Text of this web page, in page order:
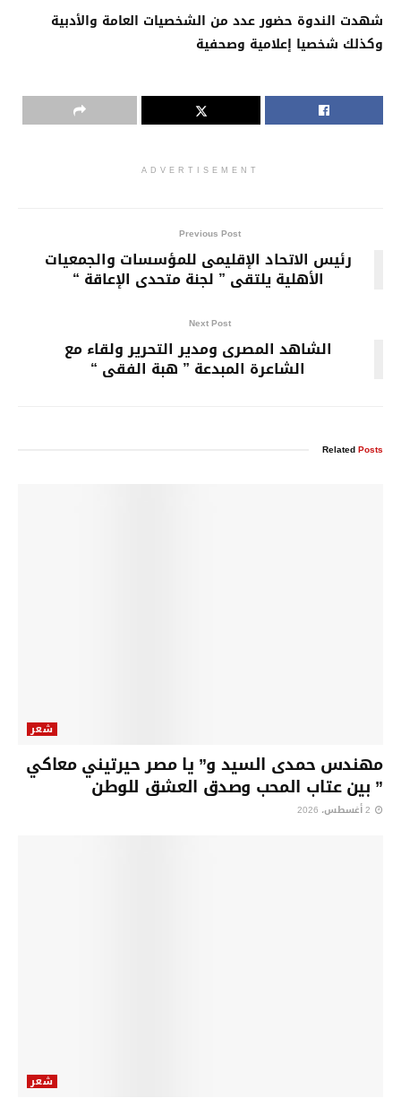
شهدت الندوة حضور عدد من الشخصيات العامة والأدبية
وكذلك شخصيا إعلامية وصحفية
ADVERTISEMENT
Previous Post
رئيس الاتحاد الإقليمى للمؤسسات والجمعيات
الأهلية يلتقى ” لجنة متحدى الإعاقة “
Next Post
الشاهد المصرى ومدير التحرير ولقاء مع
الشاعرة المبدعة ” هبة الفقى “
RelatedPosts
شعر
مهندس حمدى السيد و” يا مصر حيرتيني معاكي
” بين عتاب المحب وصدق العشق للوطن
شعر